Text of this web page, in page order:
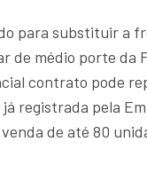
para substituir a
de médio porte da
contrato pode
registrada pela
de até 80